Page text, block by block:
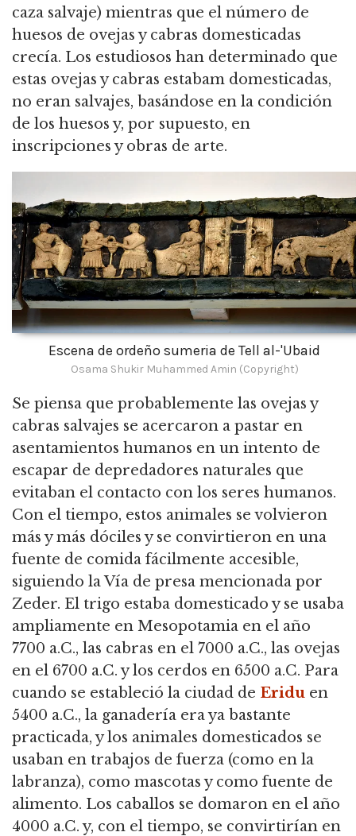
caza salvaje) mientras que el número de
huesos de ovejas y cabras domesticadas
crecía. Los estudiosos han determinado que
estas ovejas y cabras estabam domesticadas,
no eran salvajes, basándose en la condición
de los huesos y, por supuesto, en
inscripciones y obras de arte.
Escena de ordeño sumeria de Tell al-'Ubaid
Osama Shukir Muhammed Amin (Copyright)
Se piensa que probablemente las ovejas y
cabras salvajes se acercaron a pastar en
asentamientos humanos en un intento de
escapar de depredadores naturales que
evitaban el contacto con los seres humanos.
Con el tiempo, estos animales se volvieron
más y más dóciles y se convirtieron en una
fuente de comida fácilmente accesible,
siguiendo la Vía de presa mencionada por
Zeder. El trigo estaba domesticado y se usaba
ampliamente en Mesopotamia en el año
7700 a.C., las cabras en el 7000 a.C., las ovejas
en el 6700 a.C. y los cerdos en 6500 a.C. Para
cuando se estableció la ciudad de Eridu en
5400 a.C., la ganadería era ya bastante
practicada,y los animales domesticados se
usaban en trabajos de fuerza (como en la
labranza), como mascotas y como fuente de
alimento. Los caballos se domaron en el año
4000 a.C. y, con el tiempo, se convirtirían en